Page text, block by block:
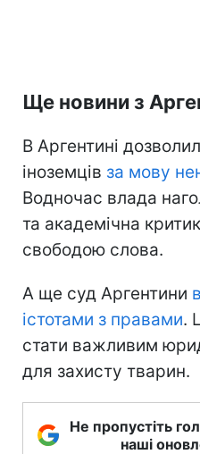
Ще новини з
В Аргентині
іноземців за мову
Водночас влада
та академічна
свободою слова.
А ще суд Аргентини
істотами з правами.
стати важливим
для захисту тварин.
Не пропустіть
наші